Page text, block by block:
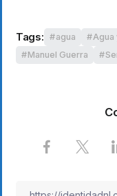
Tags: agua Agua
Manuel Guerra